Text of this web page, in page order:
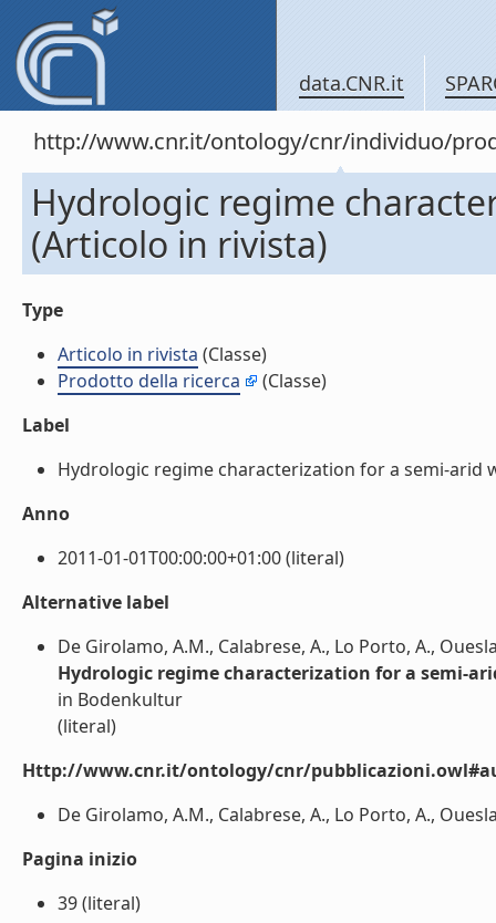
data.CNR.it
http://www.cnr.it/ontology/cnr/individuo/
Hydrologic regime
(Articolo in rivista)
Type
Articolo in rivista (Classe)
Prodotto della ricerca
(Classe)
Label
Hydrologic regime characterization for a semi-arid
Anno
2011-01-01T00:00:00+01:00 (literal)
Alternative label
De Girolamo, A.M., Calabrese, A., Lo Porto, A.,
Hydrologic regime characterization for a semi-
in Bodenkultur
(literal)
Http://www.cnr.it/ontology/cnr/
De Girolamo, A.M., Calabrese, A., Lo Porto, A.,
Pagina inizio
39 (literal)